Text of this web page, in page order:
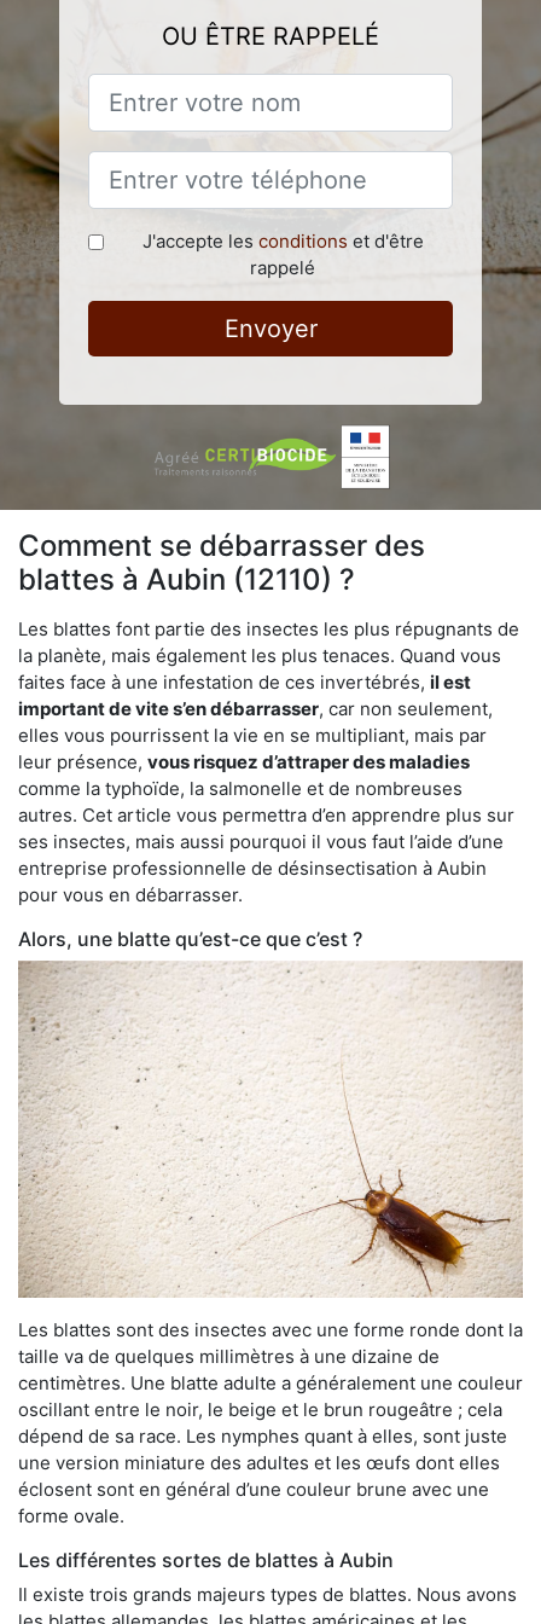
OU ÊTRE RAPPELÉ
J'accepte les conditions et d'être
rappelé
Envoyer
Comment se débarrasser des
blattes à Aubin (12110) ?
Les blattes font partie des insectes les plus répugnants de
la planète, mais également les plus tenaces. Quand vous
faites face à une infestation de ces invertébrés, il est
important de vite s’en débarrasser, car non seulement,
elles vous pourrissent la vie en se multipliant, mais par
leur présence, vous risquez d’attraper des maladies
comme la typhoïde, la salmonelle et de nombreuses
autres. Cet article vous permettra d’en apprendre plus sur
ses insectes, mais aussi pourquoi il vous faut l’aide d’une
entreprise professionnelle de désinsectisation à Aubin
pour vous en débarrasser.
Alors, une blatte qu’est-ce que c’est ?
Les blattes sont des insectes avec une forme ronde dont la
taille va de quelques millimètres à une dizaine de
centimètres. Une blatte adulte a généralement une couleur
oscillant entre le noir, le beige et le brun rougeâtre ; cela
dépend de sa race. Les nymphes quant à elles, sont juste
une version miniature des adultes et les œufs dont elles
éclosent sont en général d’une couleur brune avec une
forme ovale.
Les différentes sortes de blattes à Aubin
Il existe trois grands majeurs types de blattes. Nous avons